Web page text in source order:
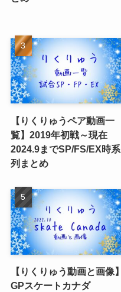
【りくりゅうペア動画一
覧】2019年初戦～現在
2024.9までSP/FS/EX時系
列まとめ
【りくりゅう動画と画像】
GPスケートカナダ